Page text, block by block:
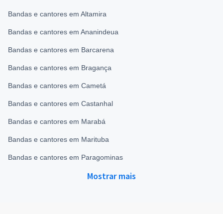
Bandas e cantores em Altamira
Bandas e cantores em Ananindeua
Bandas e cantores em Barcarena
Bandas e cantores em Bragança
Bandas e cantores em Cametá
Bandas e cantores em Castanhal
Bandas e cantores em Marabá
Bandas e cantores em Marituba
Bandas e cantores em Paragominas
Mostrar mais